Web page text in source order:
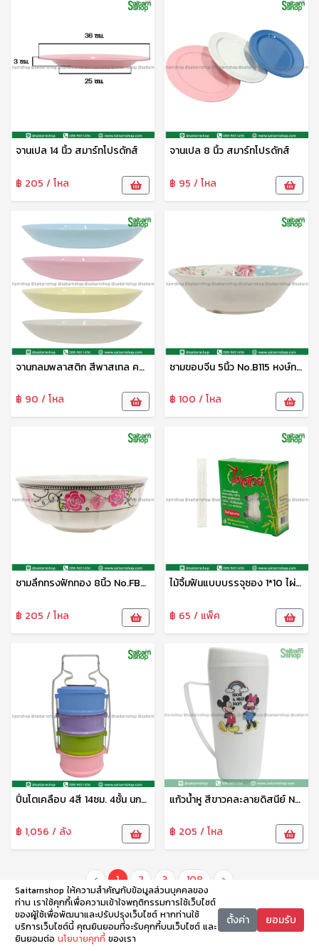
จานเปล 14 นิ้ว สมาร์ทโปรดักส์
฿ 205 / โหล
จานเปล 8 นิ้ว สมาร์ทโปรดักส์
฿ 95 / โหล
จานกลมพลาสติก สีพาสเทล คละสี UT6702/1 UNT
฿ 90 / โหล
ชามขอบจีน 5นิ้ว No.B115 หงษ์ทอง
฿ 100 / โหล
ชามลึกทรงฟักทอง 8นิ้ว No.FB3308 หงษ์ทอง
฿ 205 / โหล
ไม้จิ้มฟันแบบบรรจุซอง 1*10 ไผ่สวย
฿ 65 / แพ็ค
ปิ่นโตเคลือบ 4สี 14ซม. 4ชั้น นกพิราบ
฿ 1,056 / ลัง
แก้วน้ำหู สีขาวคละลายดิสนีย์ No.09-02-DN เบสกลาส
฿ 205 / โหล
‹ 1 2 3 108 ›
Saitarnshop ให้ความสำคัญกับข้อมูลส่วนบุคคลของ
ท่าน เราใช้คุกกี้เพื่อความเข้าใจพฤติกรรมการใช้เว็บไซต์
ของผู้ใช้เพื่อพัฒนาและปรับปรุงเว็บไซต์ หากท่านใช้
บริการเว็บไซต์นี้ คุณยินยอมที่จะรับคุกกี้บนเว็บไซต์ และ
ยินยอมต่อ นโยบายคุกกี้ ของเรา
ตั้งค่า ยอมรับ